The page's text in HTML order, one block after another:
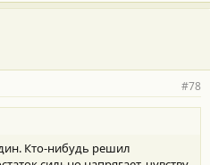
#78
Кто-нибудь решил